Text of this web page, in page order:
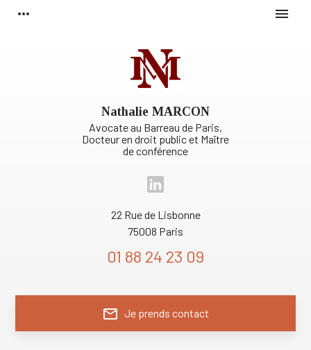
more_horiz menu
Nathalie MARCON
Avocate au Barreau de Paris,
Docteur en droit public et Maître
de conférence
22 Rue de Lisbonne
75008 Paris
01 88 24 23 09
mail_outline Je prends contact